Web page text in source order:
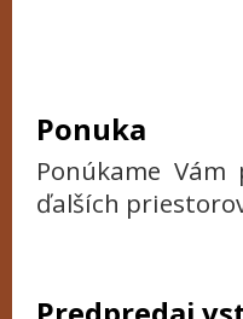
Ponuka
Ponúkame
ďalších